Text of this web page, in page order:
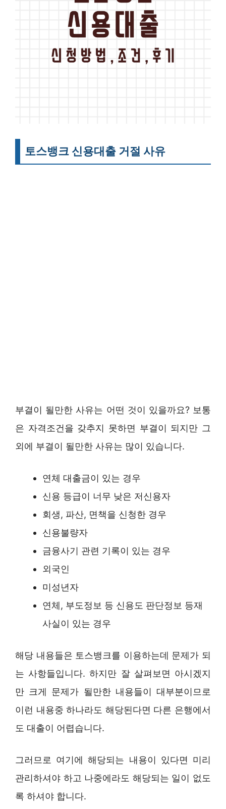
토스뱅크 신용대출 거절 사유
부결이 될만한 사유는 어떤 것이 있을까요? 보통
은 자격조건을 갖추지 못하면 부결이 되지만 그
외에 부결이 될만한 사유는 많이 있습니다.
연체 대출금이 있는 경우
신용 등급이 너무 낮은 저신용자
회생, 파산, 면책을 신청한 경우
신용불량자
금융사기 관련 기록이 있는 경우
외국인
미성년자
연체, 부도정보 등 신용도 판단정보 등재
사실이 있는 경우
해당 내용들은 토스뱅크를 이용하는데 문제가 되
는 사항들입니다. 하지만 잘 살펴보면 아시겠지
만 크게 문제가 될만한 내용들이 대부분이므로
이런 내용중 하나라도 해당된다면 다른 은행에서
도 대출이 어렵습니다.
그러므로 여기에 해당되는 내용이 있다면 미리
관리하셔야 하고 나중에라도 해당되는 일이 없도
록 하셔야 합니다.